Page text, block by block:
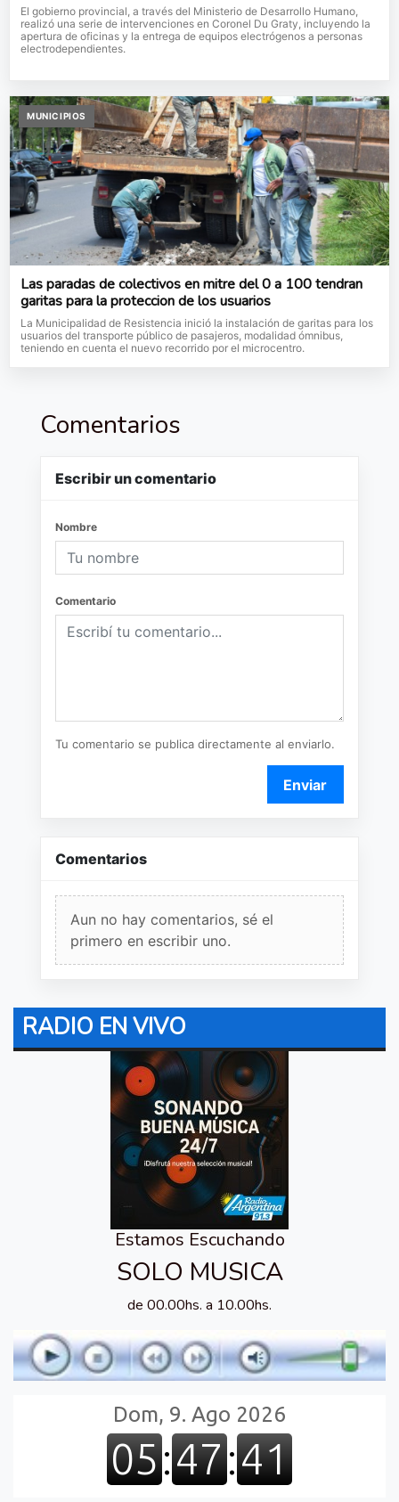
El gobierno provincial, a través del Ministerio de Desarrollo Humano,
realizó una serie de intervenciones en Coronel Du Graty, incluyendo la
apertura de oficinas y la entrega de equipos electrógenos a personas
electrodependientes.
MUNICIPIOS
Las paradas de colectivos en mitre del 0 a 100 tendran
garitas para la proteccion de los usuarios
La Municipalidad de Resistencia inició la instalación de garitas para los
usuarios del transporte público de pasajeros, modalidad ómnibus,
teniendo en cuenta el nuevo recorrido por el microcentro.
Comentarios
Escribir un comentario
Nombre
Comentario
Tu comentario se publica directamente al enviarlo.
Enviar
Comentarios
Aun no hay comentarios, sé el
primero en escribir uno.
RADIO EN VIVO
Estamos Escuchando
SOLO MUSICA
de 00.00hs. a 10.00hs.